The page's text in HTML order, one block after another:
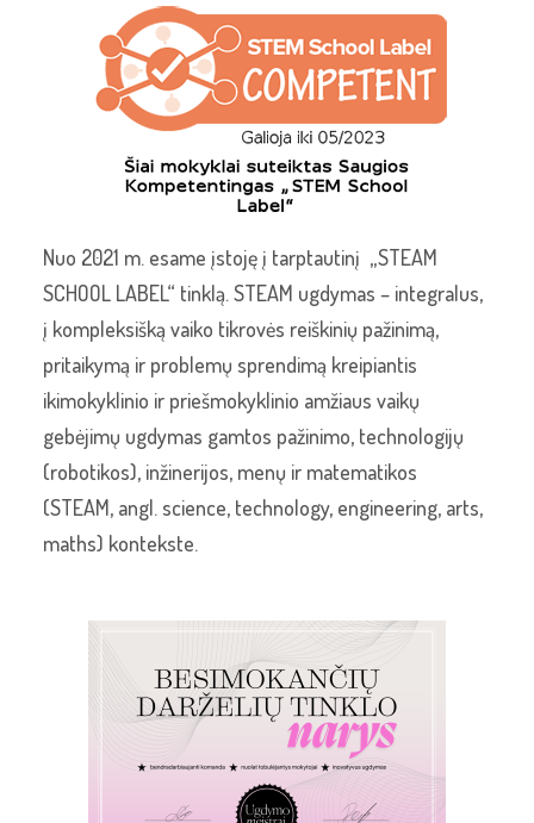
Nuo 2021 m. esame įstoję į tarptautinį „STEAM
SCHOOL LABEL“ tinklą. STEAM ugdymas – integralus,
į kompleksišką vaiko tikrovės reiškinių pažinimą,
pritaikymą ir problemų sprendimą kreipiantis
ikimokyklinio ir priešmokyklinio amžiaus vaikų
gebėjimų ugdymas gamtos pažinimo, technologijų
(robotikos), inžinerijos, menų ir matematikos
(STEAM, angl. science, technology, engineering, arts,
maths) kontekste.